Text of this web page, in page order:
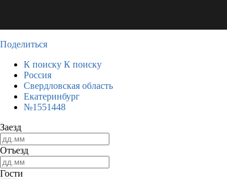
Поделиться
К поиску К поиску
Россия
Свердловская область
Екатеринбург
№1551448
Заезд
Отъезд
Гости